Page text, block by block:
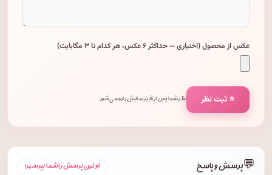
عکس از محصول (اختیاری — حداکثر ۶ عکس، هر کدام تا ۳ مگابایت)
⭐ ثبت نظر نظر شما پس از تأیید نمایش داده می‌شود.
💬پرسش و پاسخ اولین پرسش را شما بپرسید!